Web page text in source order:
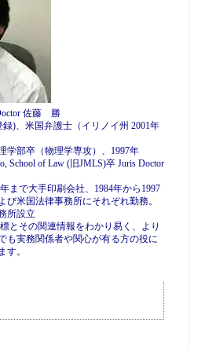
佐藤 勝
録)、米国弁護士（イリノイ州 2001年
学部卒（物理学専攻）、1997年
School of Law (旧JMLS)卒 Juris Doctor
まで大手印刷会社、1984年から1997
び米国法律事務所にそれぞれ勤務。
所設立
とその関連情報をわかり易く、より
も実務関係者や関心が有る方の役に
す。